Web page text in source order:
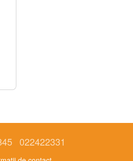
022422331